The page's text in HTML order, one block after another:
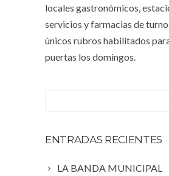
locales gastronómicos,
servicios y farmacias de
únicos rubros habilitados
puertas los domingos.
ENTRADAS RECIENTES
LA BANDA MUNICIPAL